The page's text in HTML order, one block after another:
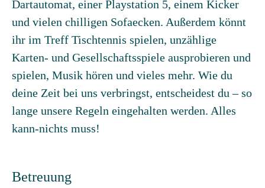
Dartautomat, einer Playstation 5, einem Kicker
und vielen chilligen Sofaecken. Außerdem könnt
ihr im Treff Tischtennis spielen, unzählige
Karten- und Gesellschaftsspiele ausprobieren und
spielen, Musik hören und vieles mehr. Wie du
deine Zeit bei uns verbringst, entscheidest du – so
lange unsere Regeln eingehalten werden. Alles
kann-nichts muss!
Betreuung